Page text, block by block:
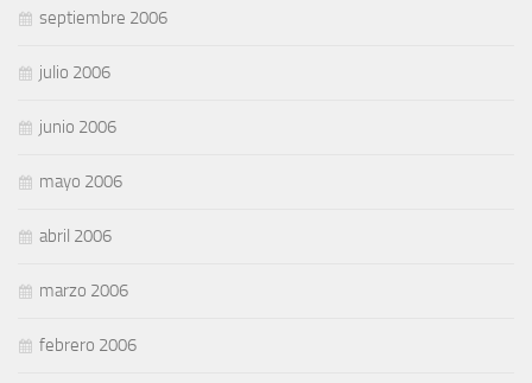
septiembre 2006
julio 2006
junio 2006
mayo 2006
abril 2006
marzo 2006
febrero 2006